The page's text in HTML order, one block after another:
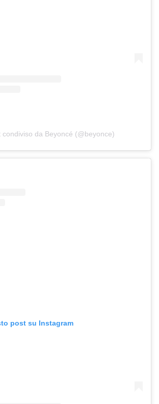
condiviso da Beyoncé (@beyonce)
post su Instagram